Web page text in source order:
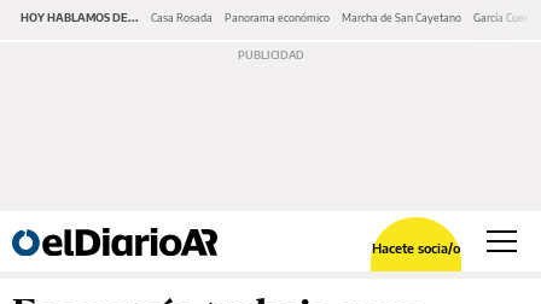
HOY HABLAMOS DE... Casa Rosada Panorama económico Marcha de San Cayetano García Cuerva
Hacete socia/o